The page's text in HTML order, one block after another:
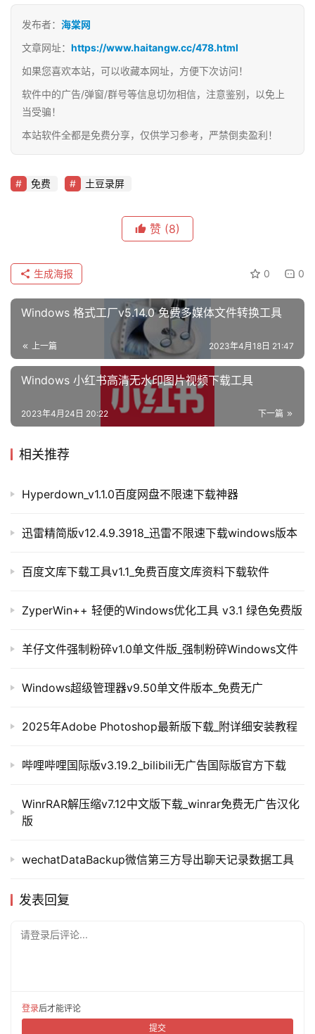
发布者： 海棠网
文章网址： https://www.haitangw.cc/478.html
如果您喜欢本站，可以收藏本网址，方便下次访问！
软件中的广告/弹窗/群号等信息切勿相信，注意鉴别，以免上
当受骗！
本站软件全都是免费分享，仅供学习参考，严禁倒卖盈利！
免费 土豆录屏
赞 (8)
0 0
生成海报
Windows 格式工厂v5.14.0 免费多媒体文件转换工具
上一篇 2023年4月18日 21:47
Windows 小红书高清无水印图片视频下载工具
下一篇
2023年4月24日 20:22
相关推荐
Hyperdown_v1.1.0百度网盘不限速下载神器
迅雷精简版v12.4.9.3918_迅雷不限速下载windows版本
百度文库下载工具v1.1_免费百度文库资料下载软件
ZyperWin++ 轻便的Windows优化工具 v3.1 绿色免费版
羊仔文件强制粉碎v1.0单文件版_强制粉碎Windows文件
Windows超级管理器v9.50单文件版本_免费无广
2025年Adobe Photoshop最新版下载_附详细安装教程
哔哩哔哩国际版v3.19.2_bilibili无广告国际版官方下载
WinrRAR解压缩v7.12中文版下载_winrar免费无广告汉化
版
wechatDataBackup微信第三方导出聊天记录数据工具
发表回复
请登录后评论...
登录后才能评论
提交